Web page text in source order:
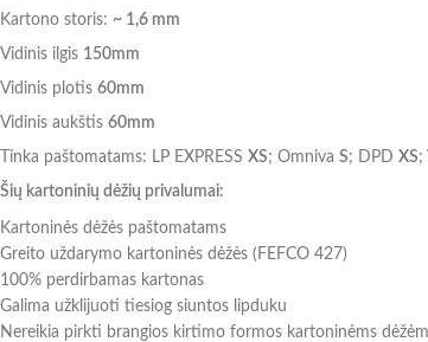
Kartono storis: ~ 1,6 mm
Vidinis ilgis 150mm
Vidinis plotis 60mm
Vidinis aukštis 60mm
Tinka paštomatams: LP EXPRESS XS; Omniva S; DPD XS;
Šių kartoninių dėžių privalumai:
Kartoninės dėžės paštomatams
Greito uždarymo kartoninės dėžės (FEFCO 427)
100% perdirbamas kartonas
Galima užklijuoti tiesiog siuntos lipduku
Nereikia pirkti brangios kirtimo formos kartoninėms